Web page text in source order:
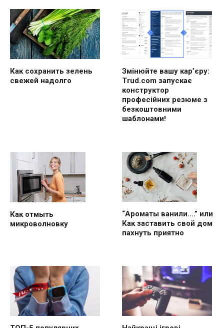
Как сохранить зелень
свежей надолго
Змінюйте вашу кар’єру:
Trud.com запускає
конструктор
професійних резюме з
безкоштовними
шаблонами!
Как отмыть
микроволновку
“Ароматы ванили….” или
Как заставить свой дом
пахнуть приятно